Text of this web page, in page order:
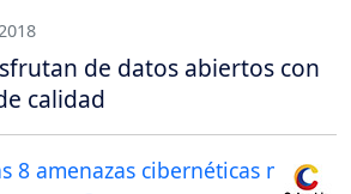
de datos abiertos con
calidad